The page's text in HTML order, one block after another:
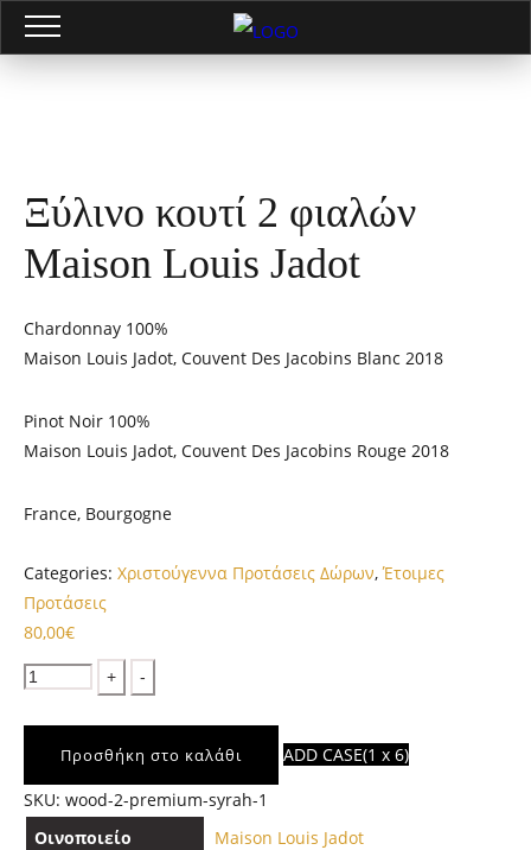
Ξύλινο κουτί 2 φιαλών
Maison Louis Jadot
Chardonnay 100%
Maison Louis Jadot, Couvent Des Jacobins Blanc 2018
Pinot Noir 100%
Maison Louis Jadot, Couvent Des Jacobins Rouge 2018
France, Bourgogne
Categories: Χριστούγεννα Προτάσεις Δώρων,Έτοιμες
Προτάσεις
80,00€
Quantity
Προσθήκη στο καλάθι ADD CASE(1 x 6)
SKU: wood-2-premium-syrah-1
Οινοποιείο
Maison Louis Jadot